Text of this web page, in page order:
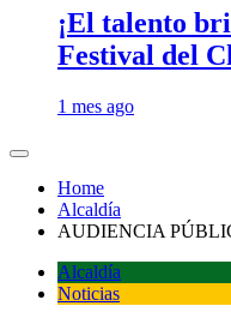
¡El talento
Festival del
1 mes ago
Home
Alcaldía
AUDIENCIA
Alcaldía
Noticias